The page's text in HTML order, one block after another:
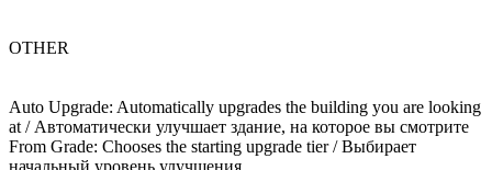
OTHER
Auto Upgrade: Automatically upgrades the building you are looking
at / Автоматически улучшает здание, на которое вы смотрите
From Grade: Chooses the starting upgrade tier / Выбирает
начальный уровень улучшения